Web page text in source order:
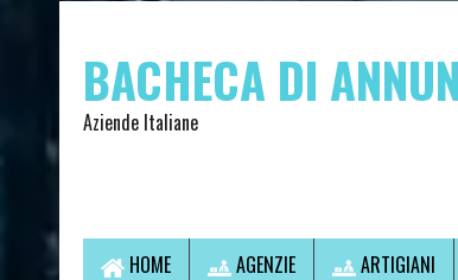
BACHECA DI
Aziende Italiane
HOME AGENZIE ARTIGIANI